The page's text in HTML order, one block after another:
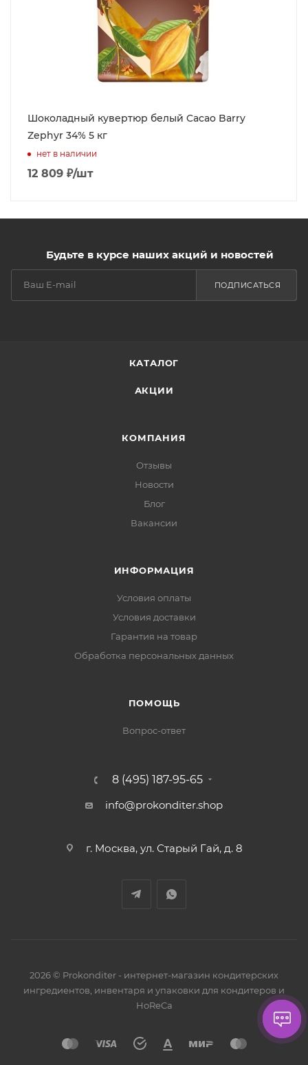
Шоколадный кувертюр белый Cacao Barry
Zephyr 34% 5 кг
нет в наличии
12 809 ₽/шт
Будьте в курсе наших акций и новостей
ПОДПИСАТЬСЯ
КАТАЛОГ
АКЦИИ
КОМПАНИЯ
Отзывы
Новости
Блог
Вакансии
ИНФОРМАЦИЯ
Условия оплаты
Условия доставки
Гарантия на товар
Обработка персональных данных
ПОМОЩЬ
Вопрос-ответ
8 (495) 187-95-65
info@prokonditer.shop
г. Москва, ул. Старый Гай, д. 8
2026 © Prokonditer - интернет-магазин кондитерских
ингредиентов, инвентаря и упаковки для кондитеров и
HoReCa